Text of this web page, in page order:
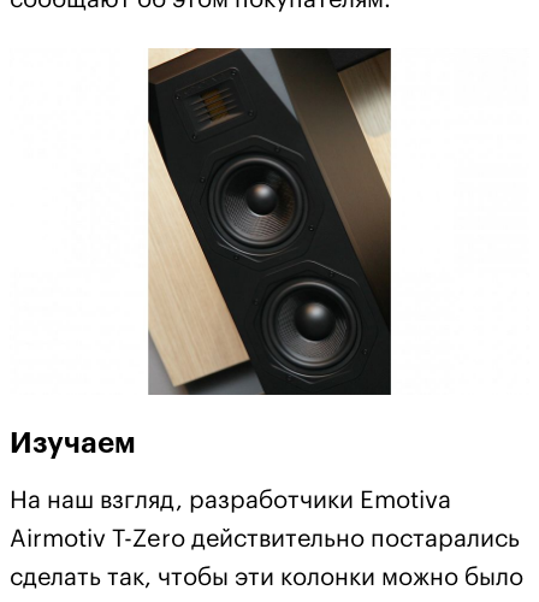
Изучаем
На наш взгляд, разработчики Emotiva
Airmotiv T-Zero действительно постарались
сделать так, чтобы эти колонки можно было